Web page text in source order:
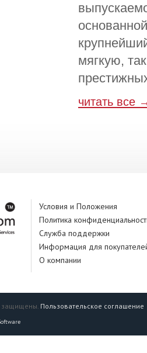
мягкую,
читать все
Условия и Положения
Политика
Служба поддержки
Информация для
О компании
защищены. Пользовательское соглашение